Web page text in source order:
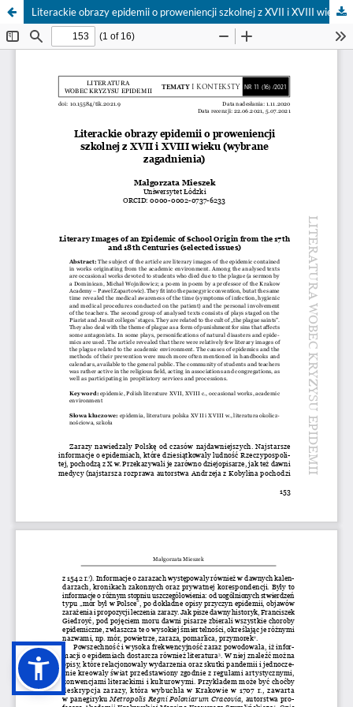
Literackie obrazy epidemii o proweniencji szkolnej z XVII i XVIII wieku (wybrane zagadnienia)